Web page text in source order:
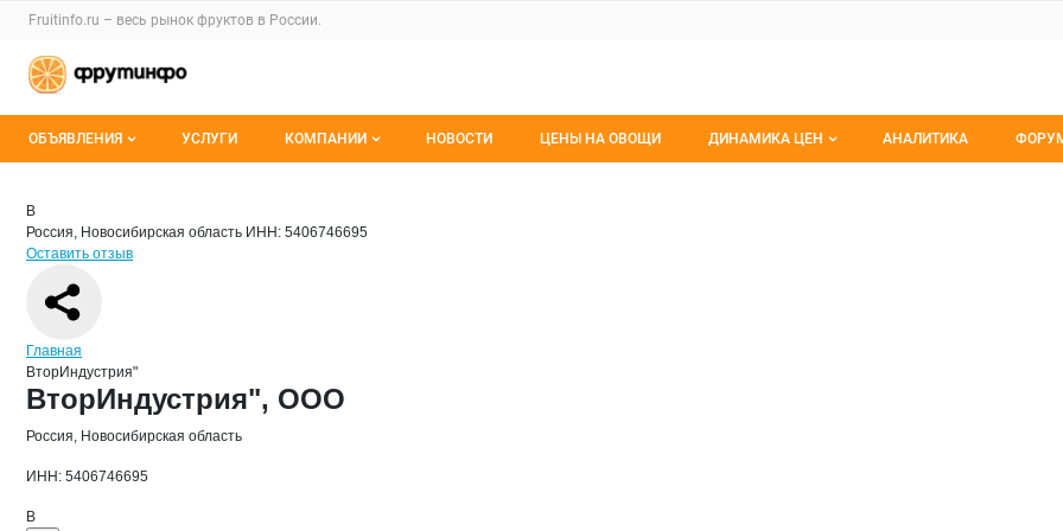
Раздел навигации по сайту fruitinfo.ru
Fruitinfo.ru – весь рынок фруктов в России.
Авторизация и меню пользователя
Навигация по разделам сайта fruitinfo.ru
ОБЪЯВЛЕНИЯ
Мои объявления
УСЛУГИ КОМПАНИИ
О каталоге компаний
НОВОСТИ ЦЕНЫ НА ОВОЩИ ДИНАМИКА ЦЕН АНАЛИТИКА
Страница компании
Страница компании
Краткая информация о компании
В
Россия, Новосибирская область ИНН: 5406746695
Оставить отзыв
Навигация по сайту
Главная
ВторИндустрия"
Основная информация о компании
ВторИндустрия", ООО
Россия, Новосибирская область
ИНН: 5406746695
В